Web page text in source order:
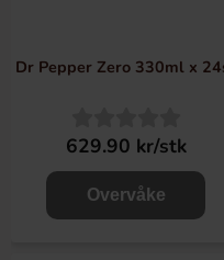
Dr Pepper Zero 330ml x
629.90 kr/stk
Overvåke